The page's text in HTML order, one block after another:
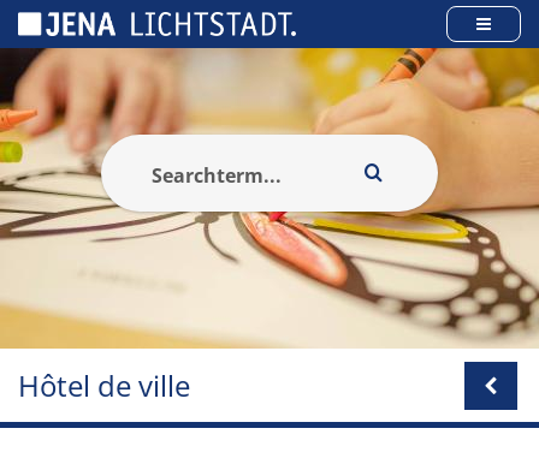
Hôtel de ville
Panneau de gestion des cookies